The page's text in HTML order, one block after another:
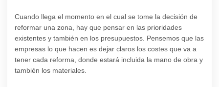
Cuando llega el momento en el cual se tome la decisión de
reformar una zona, hay que pensar en las prioridades
existentes y también en los presupuestos. Pensemos que las
empresas lo que hacen es dejar claros los costes que va a
tener cada reforma, donde estará incluida la mano de obra y
también los materiales.